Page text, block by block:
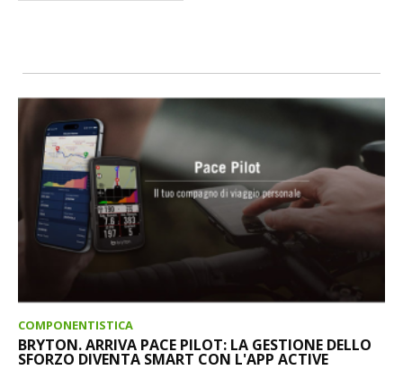
COMPONENTISTICA
BRYTON. ARRIVA PACE PILOT: LA GESTIONE DELLO
SFORZO DIVENTA SMART CON L'APP ACTIVE